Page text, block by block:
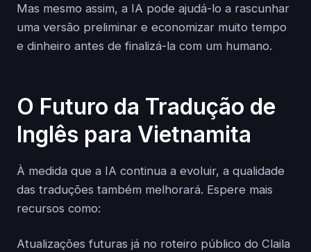
Mas mesmo assim, a IA pode ajudá-lo a rascunhar
uma versão preliminar e economizar muito tempo
e dinheiro antes de finalizá-la com um humano.
O Futuro da Tradução de
Inglês para Vietnamita
À medida que a IA continua a evoluir, a qualidade
das traduções também melhorará. Espere mais
recursos como:
Atualizações futuras já no roteiro público do Claila